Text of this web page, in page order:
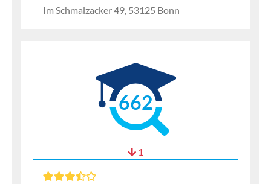
Im Schmalzacker 49, 53125 Bonn
662
1